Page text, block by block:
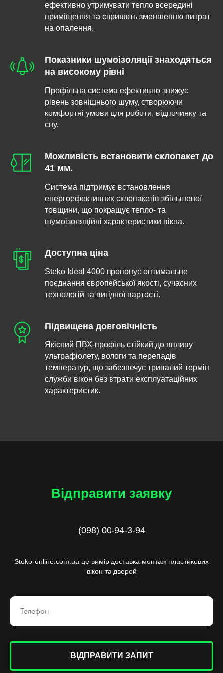
ефективно утримувати тепло всередині
приміщення та сприяють зменшенню витрат
на опалення.
Показники шумоізоляції знаходяться
на високому рівні
Профільна система ефективно знижує
рівень зовнішнього шуму, створюючи
комфортні умови для роботи, відпочинку та
сну.
Можливість встановити склопакет до
41 мм.
Система підтримує встановлення
енергоефективних склопакетів збільшеної
товщини, що покращує тепло- та
шумоізоляційні характеристики вікна.
Доступна ціна
Steko Ideal 4000 пропонує оптимальне
поєднання європейської якості, сучасних
технологій та вигідної вартості.
Підвищена довговічність
Якісний ПВХ-профіль стійкий до впливу
ультрафіолету, вологи та перепадів
температур, що забезпечує тривалий термін
служби вікон без втрати експлуатаційних
характеристик.
Відправити заявку
(098) 00-94-3-94
Steko-online.com.ua це вимір доставка монтаж пластикових
вікон та дверей
ВІДПРАВИТИ ЗАПИТ